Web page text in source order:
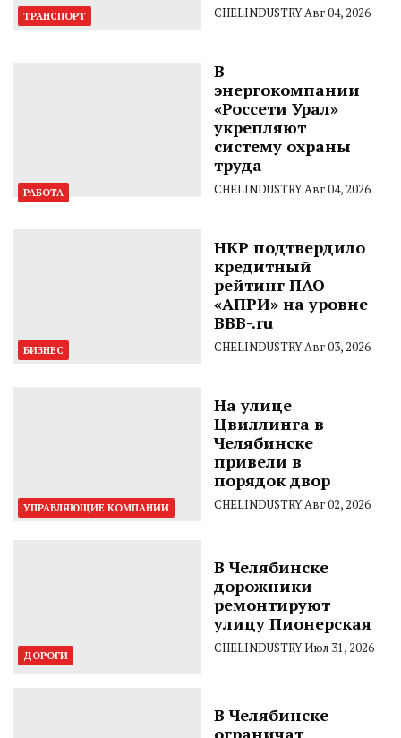
ТРАНСПОРТ CHELINDUSTRYАвг 04, 2026
РАБОТА
В
энергокомпании
«Россети Урал»
укрепляют
систему охраны
труда
CHELINDUSTRYАвг 04, 2026
БИЗНЕС
НКР подтвердило
кредитный
рейтинг ПАО
«АПРИ» на уровне
BBB-.ru
CHELINDUSTRYАвг 03, 2026
УПРАВЛЯЮЩИЕ КОМПАНИИ
На улице
Цвиллинга в
Челябинске
привели в
порядок двор
CHELINDUSTRYАвг 02, 2026
ДОРОГИ
В Челябинске
дорожники
ремонтируют
улицу Пионерская
CHELINDUSTRYИюл 31, 2026
В Челябинске
ограничат